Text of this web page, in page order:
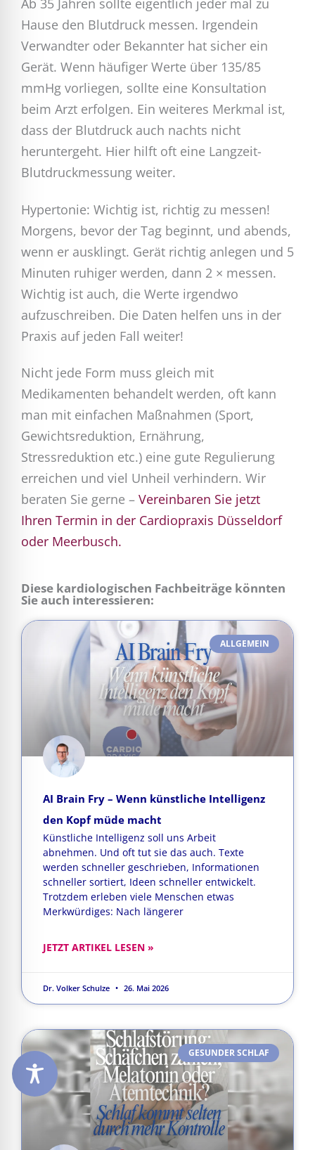
Ab 35 Jahren sollte eigentlich jeder mal zu
Hause den Blutdruck messen. Irgendein
Verwandter oder Bekannter hat sicher ein
Gerät. Wenn häufiger Werte über 135/85
mmHg vorliegen, sollte eine Konsultation
beim Arzt erfolgen. Ein weiteres Merkmal ist,
dass der Blutdruck auch nachts nicht
heruntergeht. Hier hilft oft eine Langzeit-
Blutdruckmessung weiter.
Hypertonie: Wichtig ist, richtig zu messen!
Morgens, bevor der Tag beginnt, und abends,
wenn er ausklingt. Gerät richtig anlegen und 5
Minuten ruhiger werden, dann 2 × messen.
Wichtig ist auch, die Werte irgendwo
aufzuschreiben. Die Daten helfen uns in der
Praxis auf jeden Fall weiter!
Nicht jede Form muss gleich mit
Medikamenten behandelt werden, oft kann
man mit einfachen Maßnahmen (Sport,
Gewichtsreduktion, Ernährung,
Stressreduktion etc.) eine gute Regulierung
erreichen und viel Unheil verhindern. Wir
beraten Sie gerne – Vereinbaren Sie jetzt
Ihren Termin in der Cardiopraxis Düsseldorf
oder Meerbusch.
Diese kardiologischen Fachbeiträge könnten
Sie auch interessieren:
ALLGEMEIN
AI Brain Fry – Wenn künstliche Intelligenz
den Kopf müde macht
Künstliche Intelligenz soll uns Arbeit
abnehmen. Und oft tut sie das auch. Texte
werden schneller geschrieben, Informationen
schneller sortiert, Ideen schneller entwickelt.
Trotzdem erleben viele Menschen etwas
Merkwürdiges: Nach längerer
JETZT ARTIKEL LESEN »
Dr. Volker Schulze 26. Mai 2026
GESUNDER SCHLAF